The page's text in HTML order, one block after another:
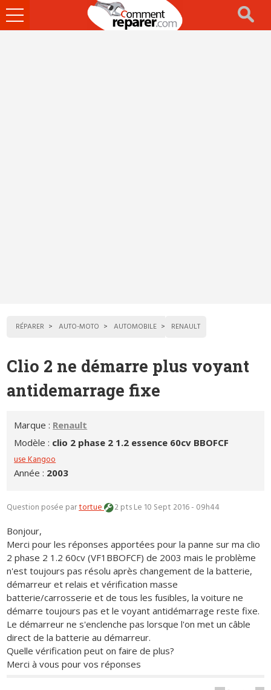
Ouvrir
le
RÉPARER AUTO-MOTO AUTOMOBILE RENAULT
Clio 2 ne démarre plus voyant
antidemarrage fixe
Marque : Renault
Modèle : clio 2 phase 2 1.2 essence 60cv BBOFCF
use Kangoo
Année : 2003
Question posée partortue 2 ptsLe 10 Sept 2016 - 09h44
Bonjour,
Merci pour les réponses apportées pour la panne sur ma clio
2 phase 2 1.2 60cv (VF1BBOFCF) de 2003 mais le problème
n'est toujours pas résolu après changement de la batterie,
démarreur et relais et vérification masse
batterie/carrosserie et de tous les fusibles, la voiture ne
démarre toujours pas et le voyant antidémarrage reste fixe.
Le démarreur ne s'enclenche pas lorsque l'on met un câble
direct de la batterie au démarreur.
Quelle vérification peut on faire de plus?
Merci à vous pour vos réponses